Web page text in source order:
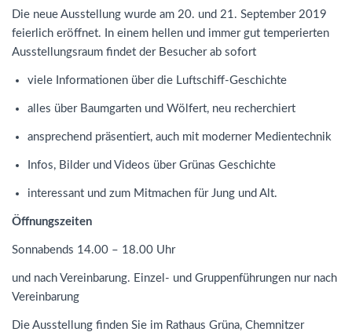
Die neue Ausstellung wurde am 20. und 21. September 2019
feierlich eröffnet. In einem hellen und immer gut temperierten
Ausstellungsraum findet der Besucher ab sofort
viele Informationen über die Luftschiff-Geschichte
alles über Baumgarten und Wölfert, neu recherchiert
ansprechend präsentiert, auch mit moderner Medientechnik
Infos, Bilder und Videos über Grünas Geschichte
interessant und zum Mitmachen für Jung und Alt.
Öffnungszeiten
Sonnabends 14.00 – 18.00 Uhr
und nach Vereinbarung. Einzel- und Gruppenführungen nur nach
Vereinbarung
Die Ausstellung finden Sie im Rathaus Grüna, Chemnitzer